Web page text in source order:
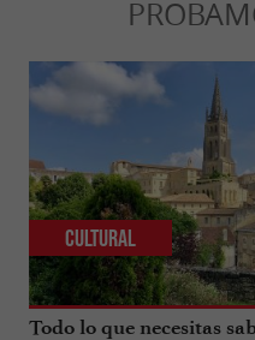
Todo lo que necesitas
Cultural